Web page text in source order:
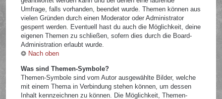
Umfrage, falls vorhanden, beendet wurde. Themen können aus
vielen Gründen durch einen Moderator oder Administrator
gesperrt werden. Eventuell hast du auch die Möglichkeit, deine
eigenen Themen zu schließen, sofern dies durch die Board-
Administration erlaubt wurde.
Nach oben
Was sind Themen-Symbole?
Themen-Symbole sind vom Autor ausgewählte Bilder, welche
mit einem Thema in Verbindung stehen können, um dessen
Inhalt kennzeichnen zu können. Die Möglichkeit, Themen-